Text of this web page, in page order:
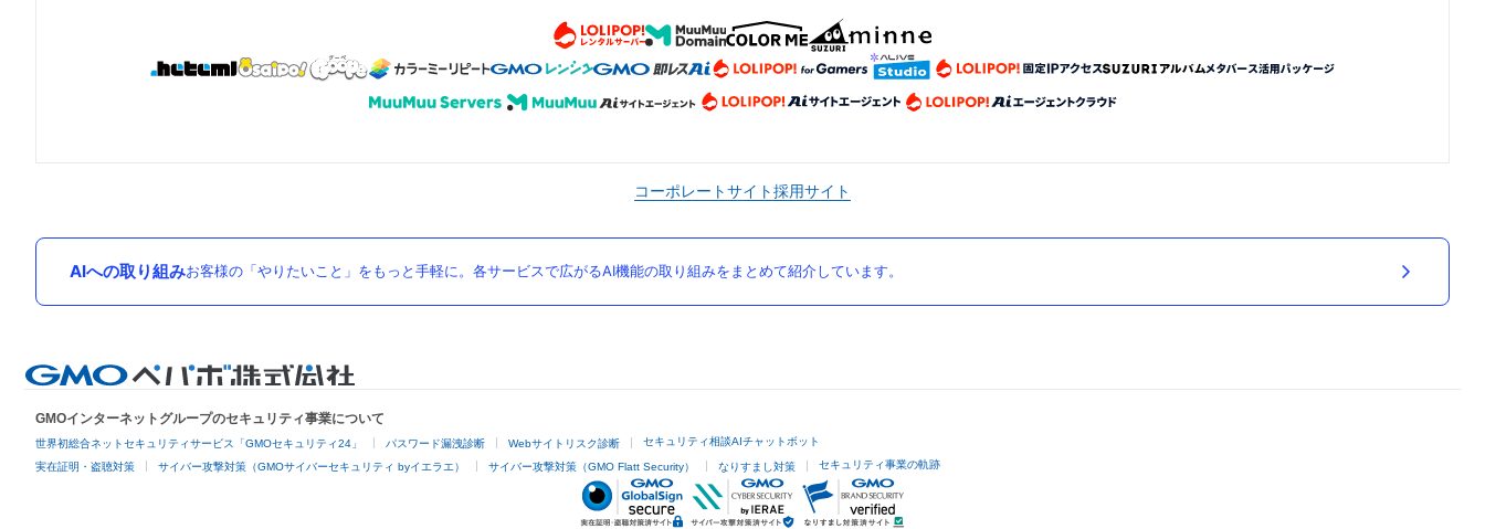
コーポレートサイト採用サイト
AIへの取り組みお客様の「やりたいこと」をもっと手軽に。各サービスで広がるAI機能の取り組みをまとめて紹介しています。
GMOインターネットグループのセキュリティ事業について
世界初総合ネットセキュリティサービス「GMOセキュリティ24」 パスワード漏洩診断 Webサイトリスク診断 セキュリティ相談AIチャットボット
実在証明・盗聴対策 サイバー攻撃対策（GMOサイバーセキュリティ byイエラエ） サイバー攻撃対策（GMO Flatt Security） なりすまし対策 セキュリティ事業の軌跡